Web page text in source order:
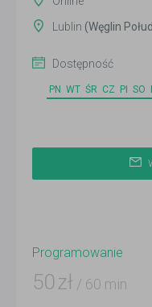
Lublin (Węglin
Dostępność
PN WT ŚR CZ PI SO
Programowanie
50 zł / 60 min